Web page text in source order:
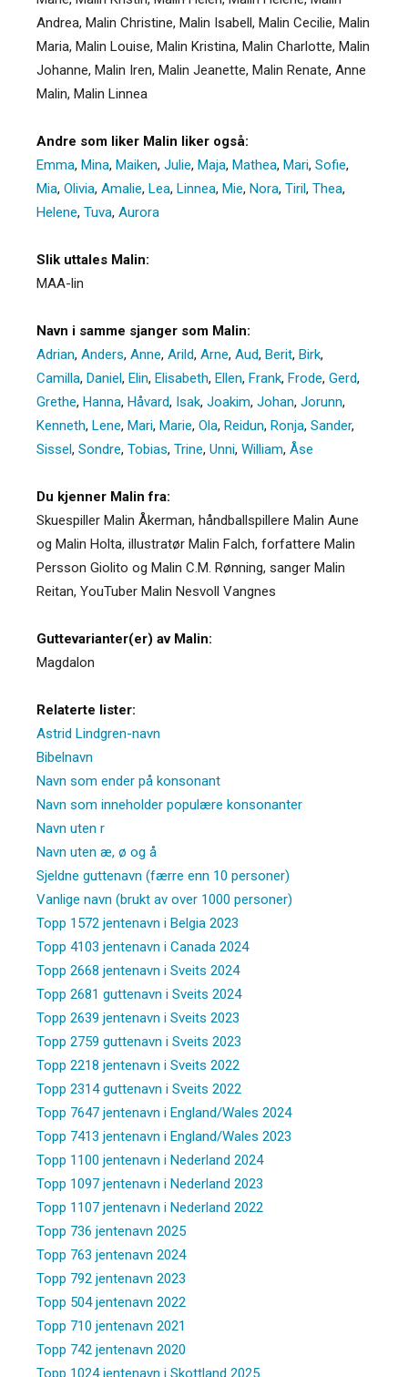
Andrea, Malin Christine, Malin Isabell, Malin Cecilie, Malin
Maria, Malin Louise, Malin Kristina, Malin Charlotte, Malin
Johanne, Malin Iren, Malin Jeanette, Malin Renate, Anne
Malin, Malin Linnea
Andre som liker Malin liker også:
Emma, Mina, Maiken, Julie, Maja, Mathea, Mari, Sofie,
Mia, Olivia, Amalie, Lea, Linnea, Mie, Nora, Tiril, Thea,
Helene, Tuva, Aurora
Slik uttales Malin:
MAA-lin
Navn i samme sjanger som Malin:
Adrian, Anders, Anne, Arild, Arne, Aud, Berit, Birk,
Camilla, Daniel, Elin, Elisabeth, Ellen, Frank, Frode, Gerd,
Grethe, Hanna, Håvard, Isak, Joakim, Johan, Jorunn,
Kenneth, Lene, Mari, Marie, Ola, Reidun, Ronja, Sander,
Sissel, Sondre, Tobias, Trine, Unni, William, Åse
Du kjenner Malin fra:
Skuespiller Malin Åkerman, håndballspillere Malin Aune
og Malin Holta, illustratør Malin Falch, forfattere Malin
Persson Giolito og Malin C.M. Rønning, sanger Malin
Reitan, YouTuber Malin Nesvoll Vangnes
Guttevarianter(er) av Malin:
Magdalon
Relaterte lister:
Astrid Lindgren-navn
Bibelnavn
Navn som ender på konsonant
Navn som inneholder populære konsonanter
Navn uten r
Navn uten æ, ø og å
Sjeldne guttenavn (færre enn 10 personer)
Vanlige navn (brukt av over 1000 personer)
Topp 1572 jentenavn i Belgia 2023
Topp 4103 jentenavn i Canada 2024
Topp 2668 jentenavn i Sveits 2024
Topp 2681 guttenavn i Sveits 2024
Topp 2639 jentenavn i Sveits 2023
Topp 2759 guttenavn i Sveits 2023
Topp 2218 jentenavn i Sveits 2022
Topp 2314 guttenavn i Sveits 2022
Topp 7647 jentenavn i England/Wales 2024
Topp 7413 jentenavn i England/Wales 2023
Topp 1100 jentenavn i Nederland 2024
Topp 1097 jentenavn i Nederland 2023
Topp 1107 jentenavn i Nederland 2022
Topp 736 jentenavn 2025
Topp 763 jentenavn 2024
Topp 792 jentenavn 2023
Topp 504 jentenavn 2022
Topp 710 jentenavn 2021
Topp 742 jentenavn 2020
Topp 1024 jentenavn i Skottland 2025